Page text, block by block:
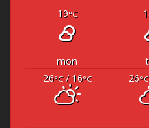
19°C
mon
26°C/ 16°C 26°C